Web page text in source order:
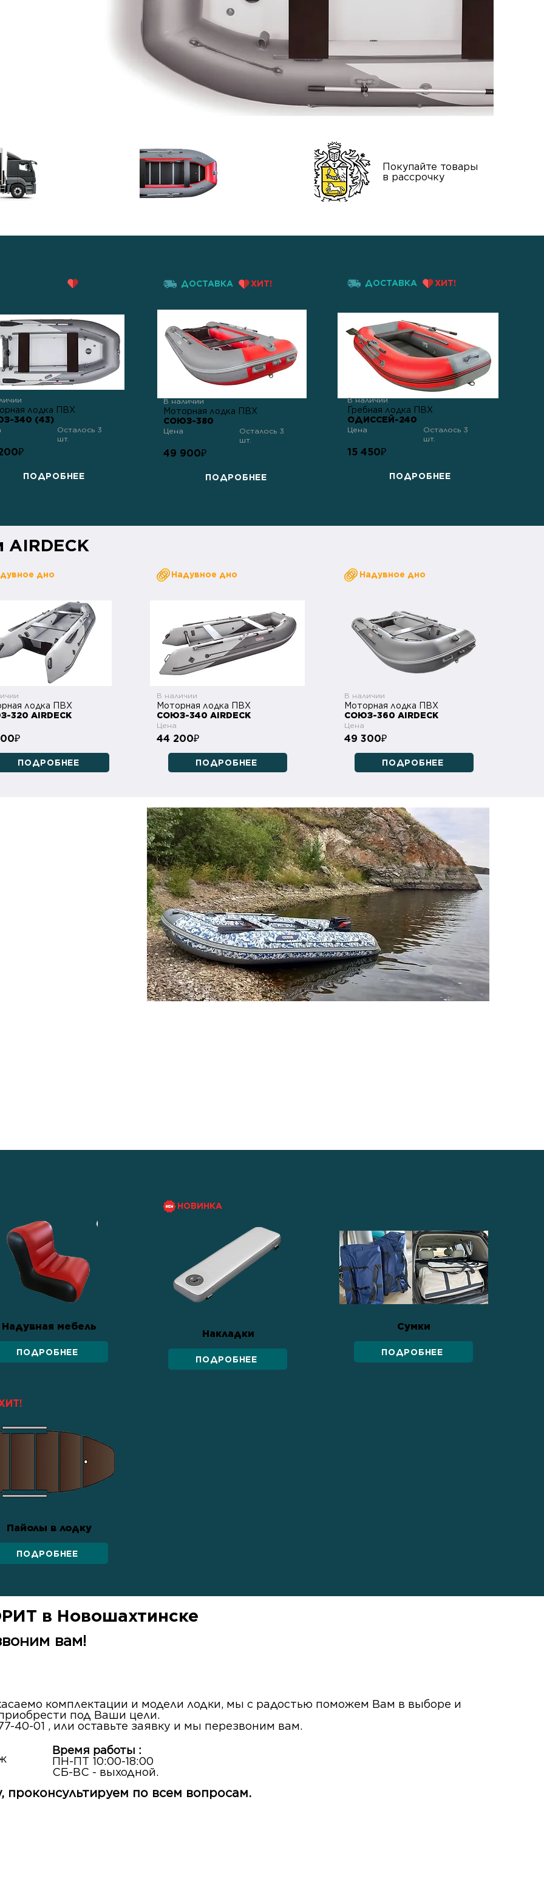
Покупайте товары
в рассрочку
лодка ПВХ
340 (43)
Осталось 3
шт.
₽
ПОДРОБНЕЕ
ДОСТАВКА ХИТ!
В наличии
Моторная лодка ПВХ
СОЮЗ-380
Цена
Осталось 3
шт.
49 900₽
ПОДРОБНЕЕ
ДОСТАВКА ХИТ!
В наличии
Гребная лодка ПВХ
ОДИССЕЙ-240
Цена
Осталось 3
шт.
15 450₽
ПОДРОБНЕЕ
дно
лодка ПВХ
320 AIRDECK
₽
ПОДРОБНЕЕ
Надувное дно
В наличии
Моторная лодка ПВХ
СОЮЗ-340 AIRDECK
Цена
44 200₽
ПОДРОБНЕЕ
Надувное дно
В наличии
Моторная лодка ПВХ
СОЮЗ-360 AIRDECK
Цена
49 300₽
ПОДРОБНЕЕ
Надувная мебель
ПОДРОБНЕЕ
НОВИНКА
Накладки
ПОДРОБНЕЕ
Пайолы в лодку
ПОДРОБНЕЕ
Сумки
ПОДРОБНЕЕ
в Новошахтинске
вам!
комплектации и модели лодки, мы с радостью поможем Вам в выборе и
под Ваши цели.
40-01 , или оставьте заявку и мы перезвоним вам.
Время работы :
ПН-ПТ 10:00-18:00
СБ-ВС - выходной.
проконсультируем по всем вопросам.